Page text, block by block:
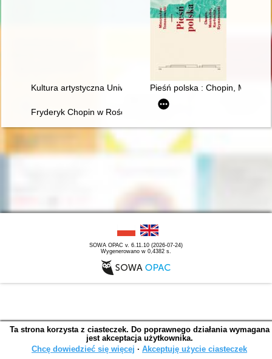
Kultura artystyczna Uniwersytetu Warszawskiego. Ars et
Pieśń polska : Chopin,
Fryderyk Chopin w Rościszewie
SOWA OPAC v. 6.11.10 (2026-07-24)
Wygenerowano w 0,4382 s.
Ta strona korzysta z ciasteczek. Do poprawnego działania wymagana
jest akceptacja użytkownika.
Chcę dowiedzieć się więcej ∙ Akceptuję użycie ciasteczek